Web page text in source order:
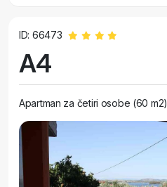
ID: 66473
A4
Apartman za četiri osobe (60 m2)